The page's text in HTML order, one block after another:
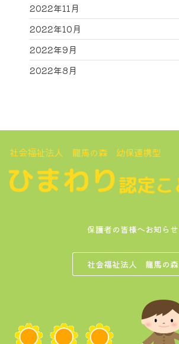
2022年11月
2022年10月
2022年9月
2022年8月
社会福祉法人 龍馬の森 幼保連携型
保護者の皆様へお知らせ
社会福祉法人 龍馬の森